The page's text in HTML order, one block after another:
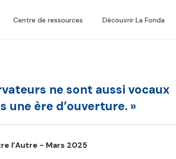
Centre de ressources Découvrir La Fonda
ne sont aussi vocaux
une ère d’ouverture. »
l’Autre - Mars 2025